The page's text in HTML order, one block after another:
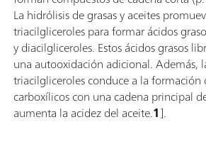
La hidrólisis de grasas y aceites
triacilgliceroles para formar ácidos
y diacilgliceroles. Estos ácidos grasos
una autooxidación adicional. Además,
triacilgliceroles conduce a la formación
carboxílicos con una cadena principal
aumenta la acidez del aceite.1].